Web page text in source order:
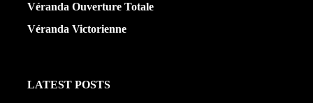
Véranda Ouverture Totale
Véranda Victorienne
LATEST POSTS